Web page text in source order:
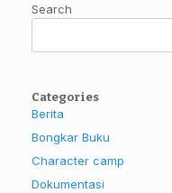
Search
Categories
Berita
Bongkar Buku
Character camp
Dokumentasi